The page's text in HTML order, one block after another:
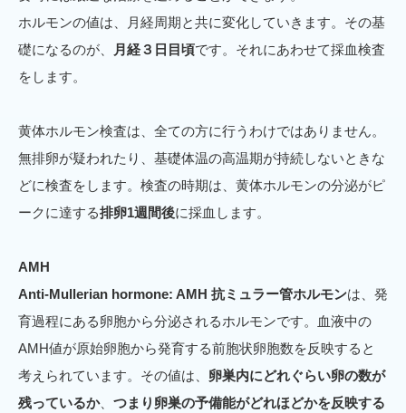
ホルモンの値は、月経周期と共に変化していきます。その基
礎になるのが、
月経３日目頃です。それにあわせて採血検査
をします。
黄体ホルモン検査は、全ての方に行うわけではありません。
無排卵が疑われたり、基礎体温の高温期が持続しないときな
どに検査をします。検査の時期は、黄体ホルモンの分泌がピ
ークに達する排卵1週間後に採血します。
AMH
Anti-Mullerian hormone: AMH 抗ミュラー管ホルモンは、発
育過程にある卵胞から分泌されるホルモンです。血液中の
AMH値が原始卵胞から発育する前胞状卵胞数を反映すると
考えられています。その値は、 卵巣内にどれぐらい卵の数が
残っているか、 つまり卵巣の予備能がどれほどかを反映する